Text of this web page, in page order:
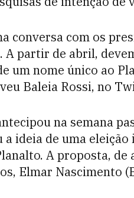
conversa com os
A partir de abril,
um nome único ao
Baleia Rossi, no
na semana
a ideia de uma
A proposta,
Elmar Nascimento